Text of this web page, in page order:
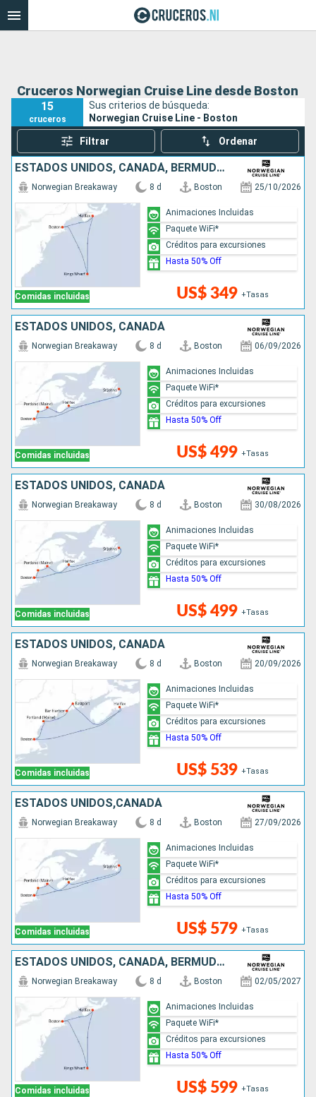
Cruceros Norwegian Cruise Line desde Boston
15
cruceros
Sus criterios de búsqueda:
Norwegian Cruise Line - Boston
Filtrar Ordenar
ESTADOS UNIDOS, CANADÁ, BERMUDAS
Comidas incluidas
Norwegian Breakaway 8 d Boston 25/10/2026
US$ 349 +Tasas
Animaciones Incluidas
Paquete WiFi*
Créditos para excursiones
Hasta 50% Off
ESTADOS UNIDOS, CANADÁ
Comidas incluidas
Norwegian Breakaway 8 d Boston 06/09/2026
US$ 499 +Tasas
Animaciones Incluidas
Paquete WiFi*
Créditos para excursiones
Hasta 50% Off
ESTADOS UNIDOS, CANADÁ
Comidas incluidas
Norwegian Breakaway 8 d Boston 30/08/2026
US$ 499 +Tasas
Animaciones Incluidas
Paquete WiFi*
Créditos para excursiones
Hasta 50% Off
ESTADOS UNIDOS, CANADÁ
Comidas incluidas
Norwegian Breakaway 8 d Boston 20/09/2026
US$ 539 +Tasas
Animaciones Incluidas
Paquete WiFi*
Créditos para excursiones
Hasta 50% Off
ESTADOS UNIDOS,CANADÁ
Comidas incluidas
Norwegian Breakaway 8 d Boston 27/09/2026
US$ 579 +Tasas
Animaciones Incluidas
Paquete WiFi*
Créditos para excursiones
Hasta 50% Off
ESTADOS UNIDOS, CANADÁ, BERMUDAS
Comidas incluidas
Norwegian Breakaway 8 d Boston 02/05/2027
US$ 599 +Tasas
Animaciones Incluidas
Paquete WiFi*
Créditos para excursiones
Hasta 50% Off